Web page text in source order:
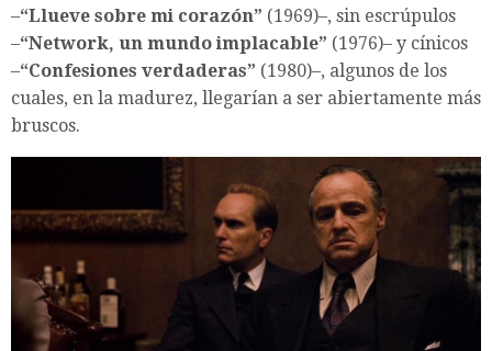
–“Llueve sobre mi corazón” (1969)–, sin escrúpulos
–“Network, un mundo implacable” (1976)– y cínicos
–“Confesiones verdaderas” (1980)–, algunos de los
cuales, en la madurez, llegarían a ser abiertamente más
bruscos.